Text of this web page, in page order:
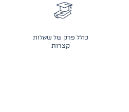
כולל פרק של שאלות
קצרות